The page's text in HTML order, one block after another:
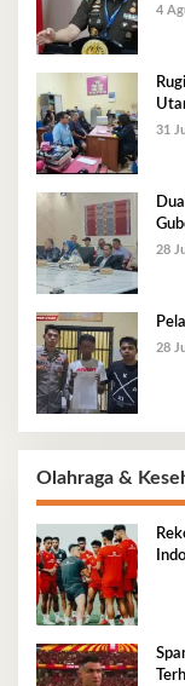
4
31
28
28
Olahraga &